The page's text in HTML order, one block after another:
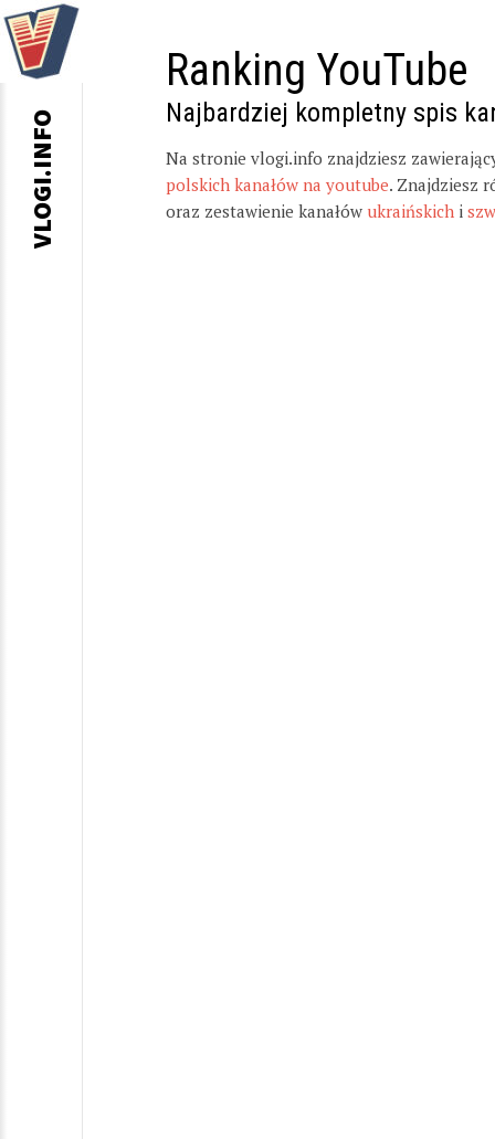
Ranking YouTube
Najbardziej kompletny spis
Na stronie vlogi.info znajdziesz
polskich kanałów na youtube. Znajdziesz
oraz zestawienie kanałów ukraińskich i
VLOGI.INFO